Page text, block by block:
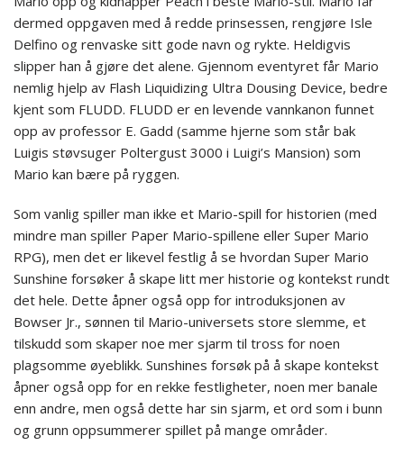
dermed oppgaven med å redde prinsessen, rengjøre Isle
Delfino og renvaske sitt gode navn og rykte. Heldigvis
slipper han å gjøre det alene. Gjennom eventyret får Mario
nemlig hjelp av Flash Liquidizing Ultra Dousing Device, bedre
kjent som FLUDD. FLUDD er en levende vannkanon funnet
opp av professor E. Gadd (samme hjerne som står bak
Luigis støvsuger Poltergust 3000 i Luigi’s Mansion) som
Mario kan bære på ryggen.
Som vanlig spiller man ikke et Mario-spill for historien (med
mindre man spiller Paper Mario-spillene eller Super Mario
RPG), men det er likevel festlig å se hvordan Super Mario
Sunshine forsøker å skape litt mer historie og kontekst rundt
det hele. Dette åpner også opp for introduksjonen av
Bowser Jr., sønnen til Mario-universets store slemme, et
tilskudd som skaper noe mer sjarm til tross for noen
plagsomme øyeblikk. Sunshines forsøk på å skape kontekst
åpner også opp for en rekke festligheter, noen mer banale
enn andre, men også dette har sin sjarm, et ord som i bunn
og grunn oppsummerer spillet på mange områder.